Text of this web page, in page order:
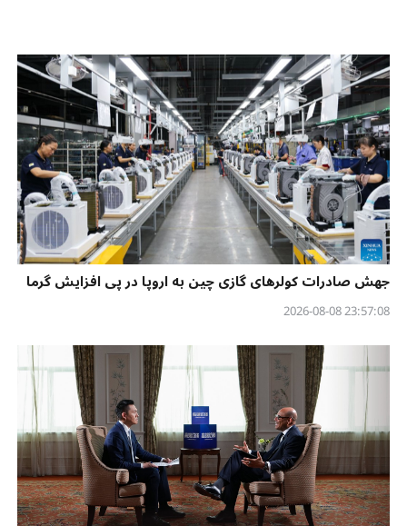
جهش صادرات کولرهای گازی چین به اروپا در پی افزایش گرما
23:57:08 2026-08-08